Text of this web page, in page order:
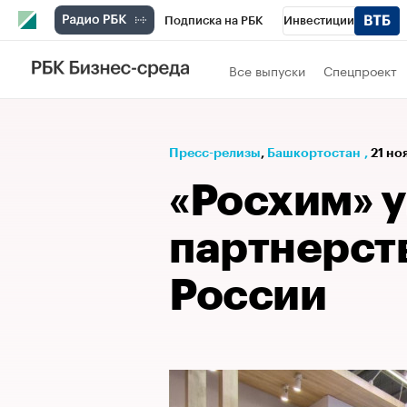
Подписка на РБК Инвестиции
РБК Вино
Проверка контрагентов
Все выпуски Спецпроект
Пресс-релизы⁠, Башкортостан , 21
«Росхим»
России